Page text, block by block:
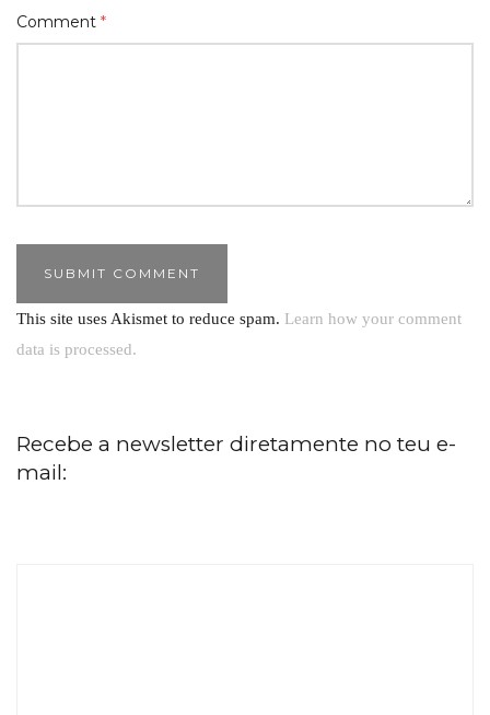
Comment *
This site uses Akismet to reduce spam. Learn how your comment
data is processed.
Recebe a newsletter diretamente no teu e-
mail: